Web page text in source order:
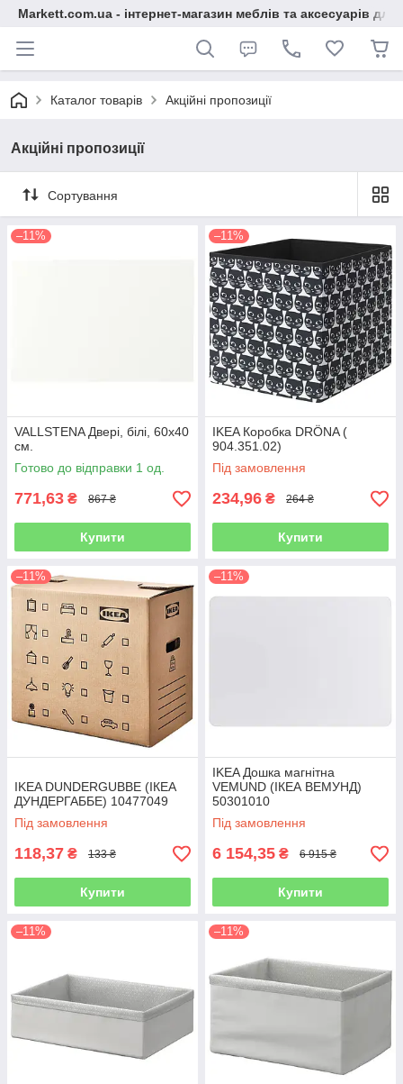
Markett.com.ua - інтернет-магазин меблів та аксесуарів для
Каталог товарів Акційні пропозиції
Акційні пропозиції
Сортування
–11%
VALLSTENA Двері, білі, 60х40
см.
Готово до відправки 1 од.
771,63 ₴ 867 ₴
Купити
–11%
IKEA Коробка DRÖNA (
904.351.02)
Під замовлення
234,96 ₴ 264 ₴
Купити
–11%
IKEA DUNDERGUBBE (ІКЕА
ДУНДЕРГАББЕ) 10477049
Під замовлення
118,37 ₴ 133 ₴
Купити
–11%
IKEA Дошка магнітна
VEMUND (ІКЕА ВЕМУНД)
50301010
Під замовлення
6 154,35 ₴ 6 915 ₴
Купити
–11% –11%